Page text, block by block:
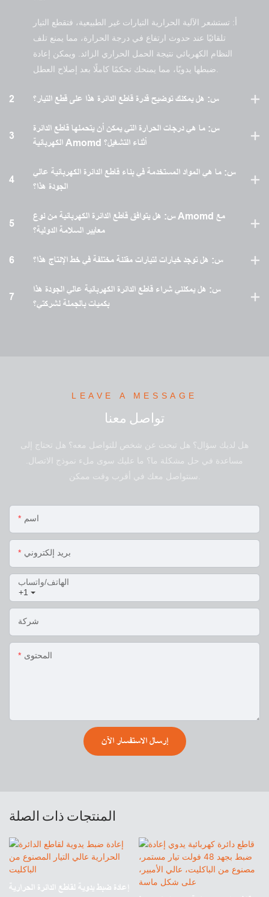
أ: تستشعر الآلية الحرارية التيارات غير الطبيعية، فتقطع التيار
تلقائيًا عند حدوث ارتفاع في درجة الحرارة، مما يمنع تلف
النظام الكهربائي نتيجة الحمل الحراري الزائد. ويمكن إعادة
2 س: هل يمكنك توضيح قدرة قاطع الدائرة هذا على قطع التيار؟
3
س: ما هي درجات الحرارة التي يمكن أن يتحملها قاطع الدائرة
الكهربائية Amomd أثناء التشغيل؟
4
س: ما هي المواد المستخدمة في بناء قاطع الدائرة الكهربائية عالي
الجودة هذا؟
5
س: هل يتوافق قاطع الدائرة الكهربائية من نوع Amomd مع
معايير السلامة الدولية؟
6 س: هل توجد خيارات لتيارات مقننة مختلفة في خط الإنتاج هذا؟
7
س: هل يمكنني شراء قاطع الدائرة الكهربائية عالي الجودة هذا
بكميات بالجملة لشركتي؟
LEAVE A MESSAGE
تواصل معنا
هل لديك سؤال؟ هل تبحث عن شخص للتواصل معه؟ هل تحتاج إلى
مساعدة في حل مشكلة ما؟ ما عليك سوى ملء نموذج الاتصال.
اسم
بريد إلكتروني
+1
الهاتف/واتساب
شركة
المحتوى
إرسال الاستفسار الآن
المنتجات ذات الصلة
إعادة ضبط يدوية لقاطع الدائرة الحرارية